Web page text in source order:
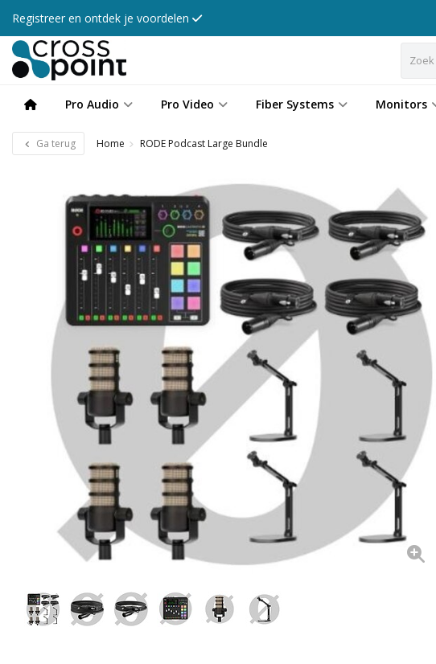
Registreer en ontdek je voordelen
Pro Audio Pro Video Fiber Systems Monitors
Ga terug Home RODE Podcast Large Bundle